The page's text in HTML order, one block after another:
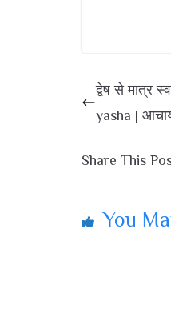
द्वेष से मात्र
yasha |
Share This
You